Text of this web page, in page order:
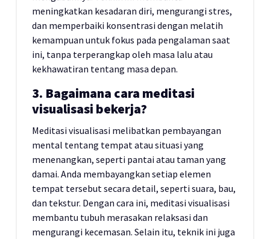
meningkatkan kesadaran diri, mengurangi stres,
dan memperbaiki konsentrasi dengan melatih
kemampuan untuk fokus pada pengalaman saat
ini, tanpa terperangkap oleh masa lalu atau
kekhawatiran tentang masa depan.
3. Bagaimana cara meditasi
visualisasi bekerja?
Meditasi visualisasi melibatkan pembayangan
mental tentang tempat atau situasi yang
menenangkan, seperti pantai atau taman yang
damai. Anda membayangkan setiap elemen
tempat tersebut secara detail, seperti suara, bau,
dan tekstur. Dengan cara ini, meditasi visualisasi
membantu tubuh merasakan relaksasi dan
mengurangi kecemasan. Selain itu, teknik ini juga